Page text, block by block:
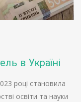
в Україні
році становила
освіти та науки